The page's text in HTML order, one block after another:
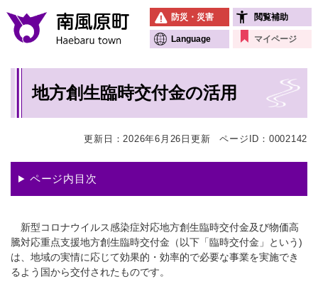
メニューを飛ばして本文へ
防災・災害 閲覧補助
Language マイページ
地方創生臨時交付金の活用
更新日：2026年6月26日更新 ページID：0002142
ページ内目次
新型コロナウイルス感染症対応地方創生臨時交付金及び物価高
騰対応重点支援地方創生臨時交付金（以下「臨時交付金」という)
は、地域の実情に応じて効果的・効率的で必要な事業を実施でき
るよう国から交付されたものです。